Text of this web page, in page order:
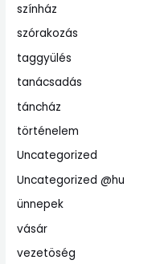
színház
szórakozás
taggyülés
tanácsadás
táncház
történelem
Uncategorized
Uncategorized @hu
ünnepek
vásár
vezetöség